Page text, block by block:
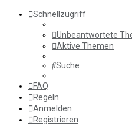
Schnellzugriff
Unbeantwortete
Aktive Themen
Suche
FAQ
Regeln
Anmelden
Registrieren